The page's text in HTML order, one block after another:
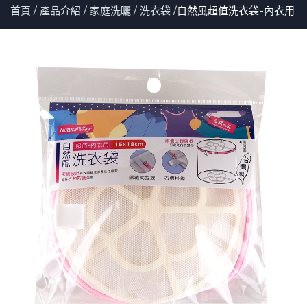
首頁 產品介紹 家庭洗曬 洗衣袋 自然風超值洗衣袋-內衣用